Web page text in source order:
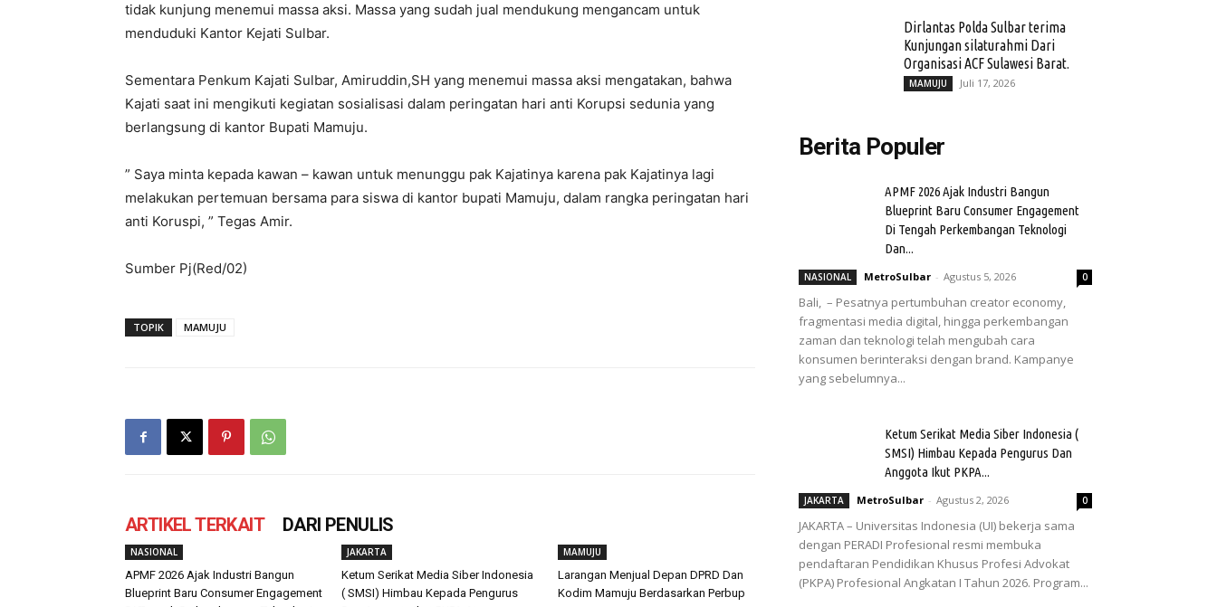
tidak kunjung menemui massa aksi. Massa yang sudah jual mendukung mengancam untuk
menduduki Kantor Kejati Sulbar.
Sementara Penkum Kajati Sulbar, Amiruddin,SH yang menemui massa aksi mengatakan, bahwa
Kajati saat ini mengikuti kegiatan sosialisasi dalam peringatan hari anti Korupsi sedunia yang
berlangsung di kantor Bupati Mamuju.
” Saya minta kepada kawan – kawan untuk menunggu pak Kajatinya karena pak Kajatinya lagi
melakukan pertemuan bersama para siswa di kantor bupati Mamuju, dalam rangka peringatan hari
anti Koruspi, ” Tegas Amir.
Sumber Pj(Red/02)
TOPIK MAMUJU
ARTIKEL TERKAIT DARI PENULIS
NASIONAL
APMF 2026 Ajak Industri Bangun
Blueprint Baru Consumer Engagement
JAKARTA
Ketum Serikat Media Siber Indonesia
( SMSI) Himbau Kepada Pengurus
MAMUJU
Larangan Menjual Depan DPRD Dan
Kodim Mamuju Berdasarkan Perbup
Dirlantas Polda Sulbar terima
Kunjungan silaturahmi Dari
Organisasi ACF Sulawesi Barat.
MAMUJU Juli 17, 2026
Berita Populer
APMF 2026 Ajak Industri Bangun
Blueprint Baru Consumer Engagement
Di Tengah Perkembangan Teknologi
Dan...
NASIONAL MetroSulbar - Agustus 5, 2026 0
Bali, – Pesatnya pertumbuhan creator economy,
fragmentasi media digital, hingga perkembangan
zaman dan teknologi telah mengubah cara
konsumen berinteraksi dengan brand. Kampanye
yang sebelumnya...
Ketum Serikat Media Siber Indonesia (
SMSI) Himbau Kepada Pengurus Dan
Anggota Ikut PKPA...
JAKARTA MetroSulbar - Agustus 2, 2026 0
JAKARTA – Universitas Indonesia (UI) bekerja sama
dengan PERADI Profesional resmi membuka
pendaftaran Pendidikan Khusus Profesi Advokat
(PKPA) Profesional Angkatan I Tahun 2026. Program...